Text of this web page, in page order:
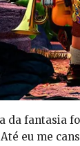
da fantasia
eu me